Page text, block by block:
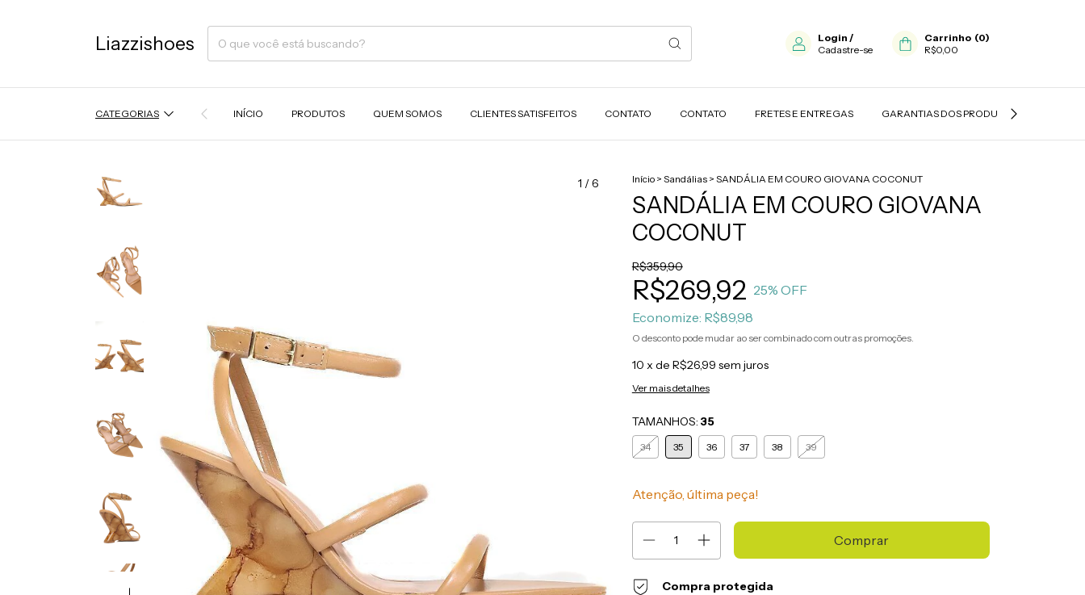
Liazzishoes Login /
Cadastre-se
Carrinho (0)
R$0,00
CATEGORIAS INÍCIO PRODUTOS QUEM SOMOS CLIENTES SATISFEITOS CONTATO CONTATO FRETES E ENTREGAS GARANTIAS DOS PRODUTOS
1 /6 Início > Sandálias > SANDÁLIA EM COURO GIOVANA COCONUT
SANDÁLIA EM COURO GIOVANA
COCONUT
R$359,90
R$269,92 25% OFF
Economize: R$89,98
O desconto pode mudar ao ser combinado com outras promoções.
10 x de R$26,99 sem juros
Ver mais detalhes
TAMANHOS: 35
34 35 36 37 38 39
Atenção, última peça!
Compra protegida